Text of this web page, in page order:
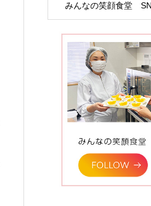
みんなの笑顔食堂